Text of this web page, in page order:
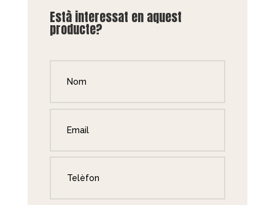
Està interessat en aquest
producte?